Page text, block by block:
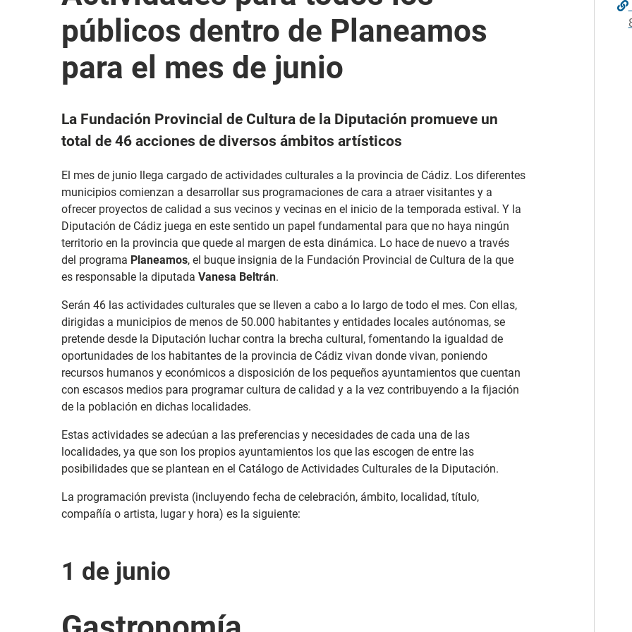
públicos dentro de Planeamos
para el mes de junio
La Fundación Provincial de Cultura de la Diputación promueve un
total de 46 acciones de diversos ámbitos artísticos
El mes de junio llega cargado de actividades culturales a la provincia de Cádiz. Los diferentes
municipios comienzan a desarrollar sus programaciones de cara a atraer visitantes y a
ofrecer proyectos de calidad a sus vecinos y vecinas en el inicio de la temporada estival. Y la
Diputación de Cádiz juega en este sentido un papel fundamental para que no haya ningún
territorio en la provincia que quede al margen de esta dinámica. Lo hace de nuevo a través
del programa Planeamos, el buque insignia de la Fundación Provincial de Cultura de la que
es responsable la diputada Vanesa Beltrán.
Serán 46 las actividades culturales que se lleven a cabo a lo largo de todo el mes. Con ellas,
dirigidas a municipios de menos de 50.000 habitantes y entidades locales autónomas, se
pretende desde la Diputación luchar contra la brecha cultural, fomentando la igualdad de
oportunidades de los habitantes de la provincia de Cádiz vivan donde vivan, poniendo
recursos humanos y económicos a disposición de los pequeños ayuntamientos que cuentan
con escasos medios para programar cultura de calidad y a la vez contribuyendo a la fijación
de la población en dichas localidades.
Estas actividades se adecúan a las preferencias y necesidades de cada una de las
localidades, ya que son los propios ayuntamientos los que las escogen de entre las
posibilidades que se plantean en el Catálogo de Actividades Culturales de la Diputación.
La programación prevista (incluyendo fecha de celebración, ámbito, localidad, título,
compañía o artista, lugar y hora) es la siguiente:
1 de junio